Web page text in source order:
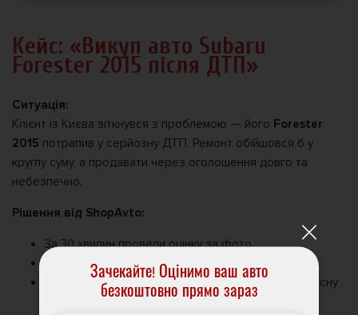
Кейс: «Викуп авто Subaru
Forester 2015 після ДТП»
Ситуація:
Клієнт із Києва зіткнувся з проблемою — його Forester
2015 потрапив у серйозну ДТП. Ремонт обійшовся б у
круглу суму, а продавати через оголошення довго та
небезпечно.
Рішення від ShopAvto:
За 30 хвилин провели оцінку за фото.
Призначили зустріч того ж дня.
Незважаючи на пошкодження, запропонували чесну
Зачекайте! Оцінимо ваш авто
безкоштовно прямо зараз